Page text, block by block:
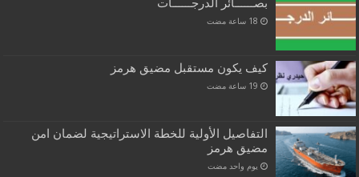
بصــــــائر الدرجــــــات
كيف يكون مستقبل مضيق هرمز
التفاصيل الأولية للخطة الاستراتيجية لضمان امن
مضيق هرمز
‏يوم واحد مضت